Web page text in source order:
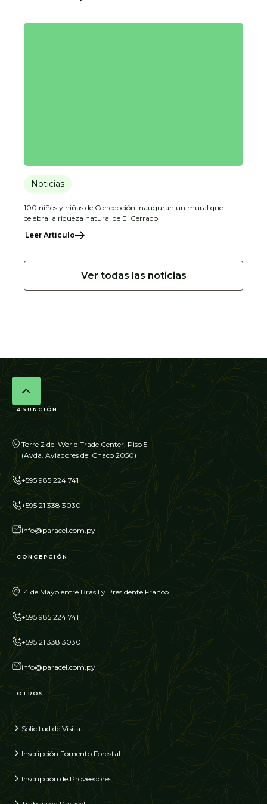
Noticias
100 niños y niñas de Concepción inauguran un mural que
celebra la riqueza natural de El Cerrado
Leer Articulo
Ver todas las noticias
ASUNCIÓN
Torre 2 del World Trade Center, Piso 5
(Avda. Aviadores del Chaco 2050)
+595 985 224 741
+595 21 338 3030
info@paracel.com.py
CONCEPCIÓN
14 de Mayo entre Brasil y Presidente Franco
+595 985 224 741
+595 21 338 3030
info@paracel.com.py
OTROS
Solicitud de Visita
Inscripción Fomento Forestal
Inscripción de Proveedores